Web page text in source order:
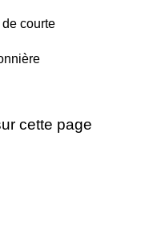
courte
cette page